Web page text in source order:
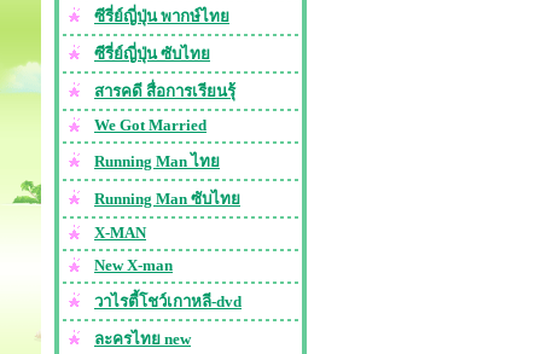
ซีรี่ย์ญี่ปุ่น พากษ์ไทย
ซีรี่ย์ญี่ปุ่น ซับไทย
สารคดี สื่อการเรียนรุ้
We Got Married
Running Man ไทย
Running Man ซับไทย
X-MAN
New X-man
วาไรตี้โชว์เกาหลี-dvd
ละครไทย new